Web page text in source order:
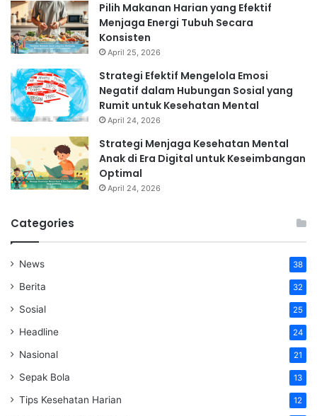
Pilih Makanan Harian yang Efektif
Menjaga Energi Tubuh Secara
Konsisten
April 25, 2026
Strategi Efektif Mengelola Emosi
Negatif dalam Hubungan Sosial yang
Rumit untuk Kesehatan Mental
April 24, 2026
Strategi Menjaga Kesehatan Mental
Anak di Era Digital untuk Keseimbangan
Optimal
April 24, 2026
Categories
News 38
Berita 32
Sosial 25
Headline 24
Nasional 21
Sepak Bola 13
Tips Kesehatan Harian 12